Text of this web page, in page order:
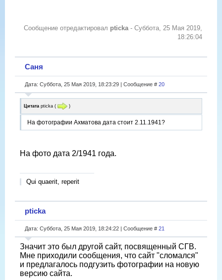
Сообщение отредактировал pticka - Суббота, 25 Мая 2019,
18:26:04
Саня
Дата: Суббота, 25 Мая 2019, 18:23:29 | Сообщение # 20
Цитата pticka ( )
На фотографии Ахматова дата стоит 2.11.1941?
На фото дата 2/1941 года.
Qui quaerit, reperit
pticka
Дата: Суббота, 25 Мая 2019, 18:24:22 | Сообщение # 21
Значит это был другой сайт, посвященный СГВ.
Мне приходили сообщения, что сайт "сломался"
и предлагалось подгузить фотографии на новую
версию сайта.